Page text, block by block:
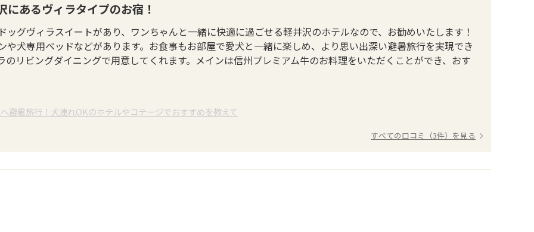
にあるヴィラタイプのお宿！
ッグヴィラスイートがあり、ワンちゃんと一緒に快適に過ごせる軽井沢のホテルなので、お勧めいたします！
や犬専用ベッドなどがあります。お食事もお部屋で愛犬と一緒に楽しめ、より思い出深い避暑旅行を実現でき
のリビングダイニングで用意してくれます。メインは信州プレミアム牛のお料理をいただくことができ、おす
避暑旅行！犬連れOKのホテルやコテージでおすすめを教えて
すべての口コミ（3件）を見る